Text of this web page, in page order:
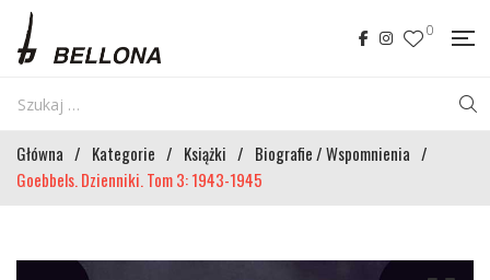
0
Główna / Kategorie / Książki / Biografie / Wspomnienia /
Goebbels. Dzienniki. Tom 3: 1943-1945